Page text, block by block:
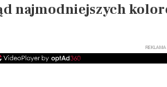
najmodniejszych
REKLAMA